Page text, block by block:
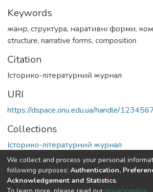
Keywords
жанр, структура, наративні форми,
structure, narrative forms, composition
Citation
Історико-літературний журнал
URI
https://dspace.onu.edu.ua/handle/
Collections
Історико-літературний журнал
Full item page
We collect and process your personal
following purposes: Authentication,
Acknowledgement and Statistics.